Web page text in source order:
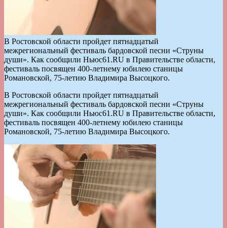
В Ростовской области пройдет пятнадцатый
межрегиональный фестиваль бардовской песни «Струны
души». Как сообщили Ньюс61.RU в Правительстве области,
фестиваль посвящен 400-летнему юбилею станицы
Романовской, 75-летию Владимира Высоцкого.
В Ростовской области пройдет пятнадцатый
межрегиональный фестиваль бардовской песни «Струны
души». Как сообщили Ньюс61.RU в Правительстве области,
фестиваль посвящен 400-летнему юбилею станицы
Романовской, 75-летию Владимира Высоцкого.